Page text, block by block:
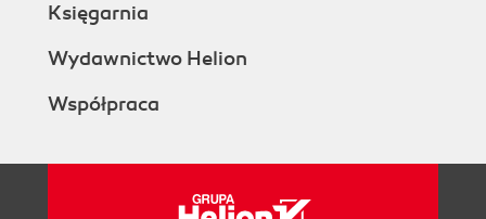
Księgarnia
Wydawnictwo Helion
Współpraca